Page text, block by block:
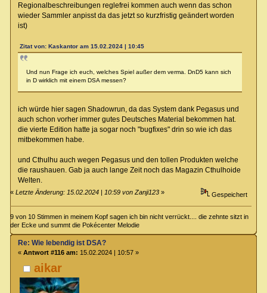
Regionalbeschreibungen reglefrei kommen auch wenn das schon
wieder Sammler anpisst da das jetzt so kurzfristig geändert worden
ist)
Zitat von: Kaskantor am 15.02.2024 | 10:45
Und nun Frage ich euch, welches Spiel außer dem verma. DnD5 kann sich
in D wirklich mit einem DSA messen?
ich würde hier sagen Shadowrun, da das System dank Pegasus und
auch schon vorher immer gutes Deutsches Material bekommen hat.
die vierte Edition hatte ja sogar noch "bugfixes" drin so wie ich das
mitbekommen habe.
und Cthulhu auch wegen Pegasus und den tollen Produkten welche
die raushauen. Gab ja auch lange Zeit noch das Magazin Cthulhoide
Welten.
«Letzte Änderung: 15.02.2024 | 10:59 von Zanji123 » Gespeichert
9 von 10 Stimmen in meinem Kopf sagen ich bin nicht verrückt.... die zehnte sitzt in
der Ecke und summt die Pokécenter Melodie
aikar
Re: Wie lebendig ist DSA?
« Antwort #116 am: 15.02.2024 | 10:57 »